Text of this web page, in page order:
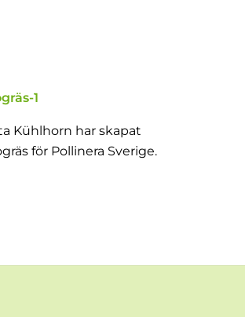
Kühlhorn har skapat
för Pollinera Sverige.